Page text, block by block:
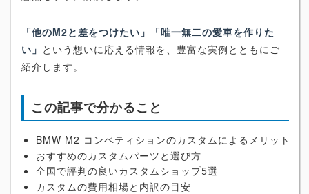
「他のM2と差をつけたい」「唯一無二の愛車を作りた
い」 という想いに応える情報を、豊富な実例とともにご
紹介します。
この記事で分かること
BMW M2 コンペティションのカスタムによるメリット
おすすめのカスタムパーツと選び方
全国で評判の良いカスタムショップ5選
カスタムの費用相場と内訳の目安